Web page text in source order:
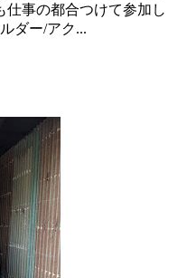
仕事の都合つけて参加し
ダー/アク...